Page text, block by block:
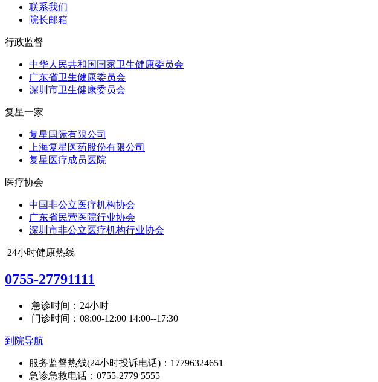
联系我们
院长邮箱
行政监督
中华人民共和国国家卫生健康委员会
广东省卫生健康委员会
深圳市卫生健康委员会
复星一家
复星国际有限公司
上海复星医药股份有限公司
复星医疗成员医院
医疗协会
中国非公立医疗机构协会
广东省民营医院行业协会
深圳市非公立医疗机构行业协会
24小时健康热线
0755-27791111
急诊时间：24小时
门诊时间：08:00-12:00 14:00--17:30
到院导航
服务监督热线(24小时投诉电话)：17796324651
急诊急救电话：0755-2779 5555